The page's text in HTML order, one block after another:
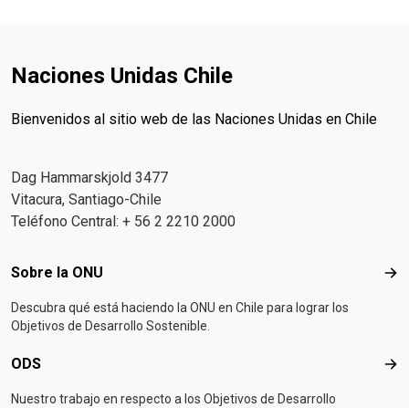
Naciones Unidas Chile
Bienvenidos al sitio web de las Naciones Unidas en Chile
Dag Hammarskjold 3477
Vitacura, Santiago-Chile
Teléfono Central: + 56 2 2210 2000
Footer menu
Sobre la ONU
Descubra qué está haciendo la ONU en Chile para lograr los
Objetivos de Desarrollo Sostenible.
ODS
Nuestro trabajo en respecto a los Objetivos de Desarrollo